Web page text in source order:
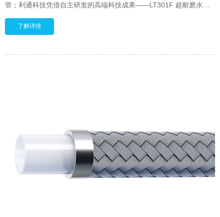
管；利通科技凭借自主研发的高端科技成果——LT301F 超耐磨水力&
酸化压裂软管成为了展会上备受关注的石油钻采装备软管制造企业。
LT301F成为了国际上为数不多的、专为深层油气资源高效安全开采而
了解详情